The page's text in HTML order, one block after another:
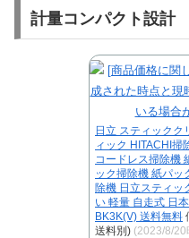
計量コンパクト設計
日立 スティックク
ィック HITACHI掃
コードレス掃除機
ック掃除機 紙パッ
除機 日立スティッ
い 軽量 自走式 日
BK3K(V) 送料無料
送料別) (2023/8/20